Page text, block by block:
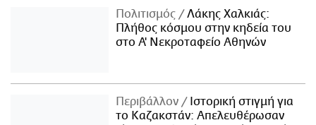
Πολιτισμός
Λάκης Χαλκιάς:
Πλήθος κόσμου στην κηδεία του
στο Α' Νεκροταφείο Αθηνών
Περιβάλλον
Ιστορική στιγμή για
το Καζακστάν: Απελευθέρωσαν